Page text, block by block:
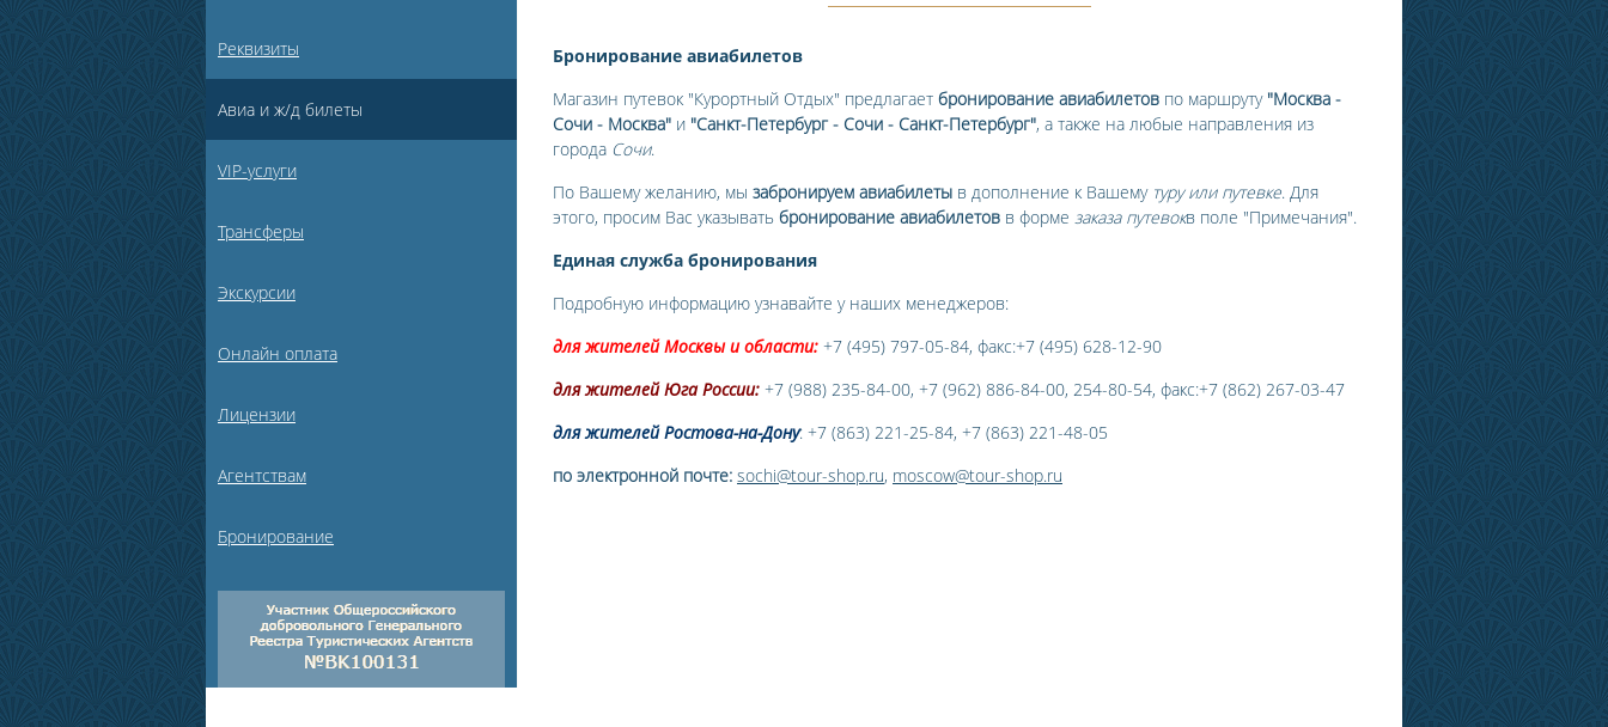
Реквизиты
Авиа и ж/д билеты
VIP-услуги
Трансферы
Экскурсии
Онлайн оплата
Лицензии
Агентствам
Бронирование
Бронирование авиабилетов
Магазин путевок "Курортный Отдых" предлагает бронирование авиабилетов по маршруту "Москва -
Сочи - Москва" и "Санкт-Петербург - Сочи - Санкт-Петербург", а также на любые направления из
города Сочи.
По Вашему желанию, мы забронируем авиабилеты в дополнение к Вашему туру или путевке. Для
этого, просим Вас указывать бронирование авиабилетов в форме заказа путевокв поле "Примечания".
Единая служба бронирования
Подробную информацию узнавайте у наших менеджеров:
для жителей Москвы и области: +7 (495) 797-05-84, факс:+7 (495) 628-12-90
для жителей Юга России: +7 (988) 235-84-00, +7 (962) 886-84-00, 254-80-54, факс:+7 (862) 267-03-47
для жителей Ростова-на-Дону: +7 (863) 221-25-84, +7 (863) 221-48-05
по электронной почте: sochi@tour-shop.ru, moscow@tour-shop.ru